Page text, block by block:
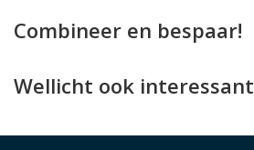
Combineer en bespaar!
Wellicht ook interessant